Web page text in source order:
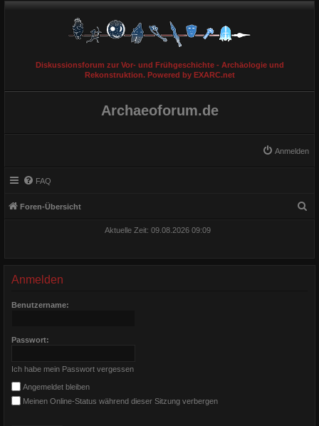
Diskussionsforum zur Vor- und Frühgeschichte - Archäologie und
Rekonstruktion. Powered by EXARC.net
Archaeoforum.de
Anmelden
FAQ
Foren-Übersicht
Aktuelle Zeit: 09.08.2026 09:09
Anmelden
Benutzername:
Passwort:
Ich habe mein Passwort vergessen
Angemeldet bleiben
Meinen Online-Status während dieser Sitzung verbergen